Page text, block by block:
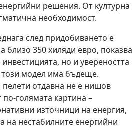
решения. От културна
необходимост.
след придобиването е
близо 350 хиляди евро, показва
но и увереността
този модел има бъдеще.
пелети отдавна не е нишов
по-голямата картина –
източници на енергия,
на нестабилните енергийни